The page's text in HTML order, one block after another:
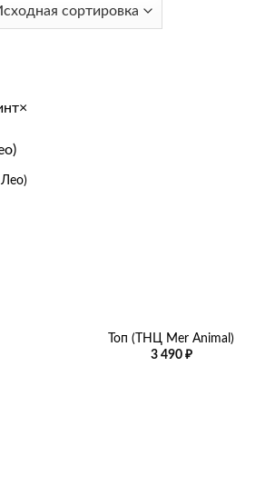
×
Топ (ТНЦ Mer Animal)
3 490 ₽